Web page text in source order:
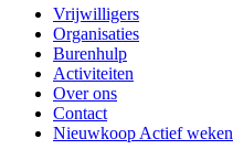
Vrijwilligers
Organisaties
Burenhulp
Activiteiten
Over ons
Contact
Nieuwkoop Actief weken